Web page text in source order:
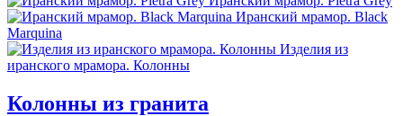
Иранский мрамор. Black
Marquina
Изделия из
иранского мрамора. Колонны
Колонны из гранита